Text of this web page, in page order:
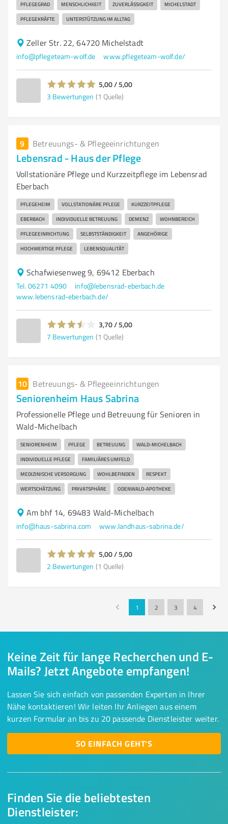
PFLEGEGRAD MENSCHLICHKEIT ZUVERLÄSSIGKEIT MICHELSTADT
PFLEGEKRÄFTE UNTERSTÜTZUNG IM ALLTAG
Zeller Str. 22, 64720 Michelstadt
info@pflegeteam-wolf.de www.pflegeteam-wolf.de/
5,00 / 5,00
3 Bewertungen (1 Quelle)
9 Betreuungs- & Pflegeeinrichtungen
Lebensrad - Haus der Pflege
Vollstationäre Pflege und Kurzzeitpflege im Lebensrad
Eberbach
PFLEGEHEIM VOLLSTATIONÄRE PFLEGE KURZZEITPFLEGE
EBERBACH INDIVIDUELLE BETREUUNG DEMENZ WOHNBEREICH
PFLEGEEINRICHTUNG SELBSTSTÄNDIGKEIT ANGEHÖRIGE
HOCHWERTIGE PFLEGE LEBENSQUALITÄT
Schafwiesenweg 9, 69412 Eberbach
Tel. 06271 4090
info@lebensrad-eberbach.de
www.lebensrad-eberbach.de/
3,70 / 5,00
7 Bewertungen (1 Quelle)
10 Betreuungs- & Pflegeeinrichtungen
Seniorenheim Haus Sabrina
Professionelle Pflege und Betreuung für Senioren in
Wald-Michelbach
SENIORENHEIM PFLEGE BETREUUNG WALD-MICHELBACH
INDIVIDUELLE PFLEGE FAMILIÄRES UMFELD
MEDIZINISCHE VERSORGUNG WOHLBEFINDEN RESPEKT
WERTSCHÄTZUNG PRIVATSPHÄRE ODENWALD-APOTHEKE
Am bhf 14, 69483 Wald-Michelbach
info@haus-sabrina.com www.landhaus-sabrina.de/
5,00 / 5,00
2 Bewertungen (1 Quelle)
1 2 3 4
Finden Sie die beliebtesten
Dienstleister:
Keine Zeit für lange Recherchen und E-
Mails? Jetzt Angebote empfangen!
Lassen Sie sich einfach von passenden Experten in Ihrer
Nähe kontaktieren! Wir leiten Ihr Anliegen aus einem
kurzen Formular an bis zu 20 passende Dienstleister weiter.
SO EINFACH GEHT'S